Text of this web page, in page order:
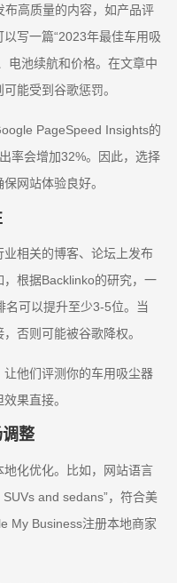
布高质量的内容，如产品评
写一篇“2023年最佳车用吸
电池续航和价格。在文章中
能受到谷歌惩罚。
PageSpeed Insights的
率会增加32%。因此，选择
网站体验良好。
相关的博客、论坛上发布
根据Backlinko的研究，一
名可以提升至少3-5位。当
否则可能被谷歌降权。
他们评测你的车用吸尘器
果直接。
整
化优化。比如，网站语言
and sedans”，符合美
My Business注册本地商家